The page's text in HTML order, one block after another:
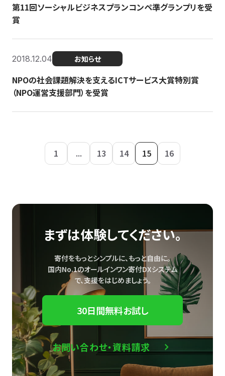
第11回ソーシャルビジネスプランコンペ準グランプリを受
賞
2018.12.04 お知らせ
NPOの社会課題解決を支えるICTサービス大賞特別賞
（NPO運営支援部門）を受賞
1 ... 13 14 15 16
まずは体験してください。
寄付をもっとシンプルに、もっと自由に。
国内No.1のオールインワン寄付DXシステム
で、支援をはじめましょう。
30日間無料お試し
お問い合わせ・資料請求